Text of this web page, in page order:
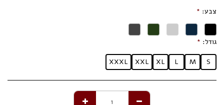
צבע: *
גודל: *
S
M
L
XL
XXL
XXXL